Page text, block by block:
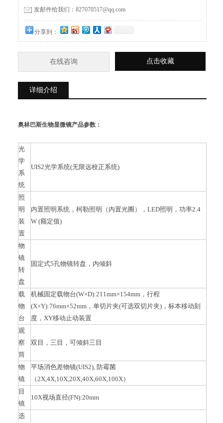
发邮件给我们：827070517@qq.com
分享到：
在线咨询 点击收藏
详细介绍
奥林巴斯生物显微镜产品参数：
光
学
系
统
UIS2光学系统(无限远校正系统)
照
明
装
置
内置照明系统，柯勒照明（内置光圈），LED照明，功率2.4
W (额定值)
物
镜
转
盘
固定式5孔物镜转盘，内倾斜
载
物
台
机械固定载物台(W×D):211mm×154mm，行程
(X×Y):76mm×52mm，单切片夹(可选双切片夹)，标本移动刻
度，XY移动止动装置
观
察
筒
双目，三目，可倾斜三目
物
镜
平场消色差物镜(UIS2), 防霉菌
（2X,4X,10X,20X,40X,60X,100X）
目
镜
10X视场直径(FN):20mm
选